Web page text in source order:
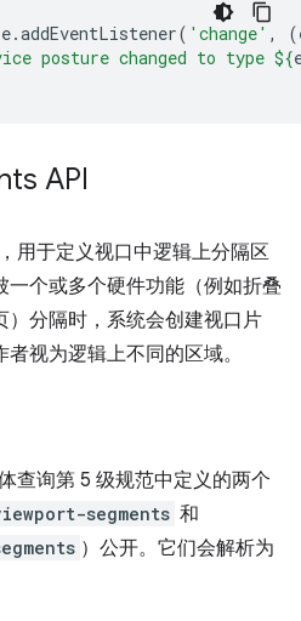
.addEventListener( 'change' , (
posture changed to type ${
API
用于定义视口中逻辑上分隔区
个或多个硬件功能（例如折叠
）分隔时，系统会创建视口片
视为逻辑上不同的区域。
查询第 5 级规范中定义的两个
segments 和
）公开。它们会解析为